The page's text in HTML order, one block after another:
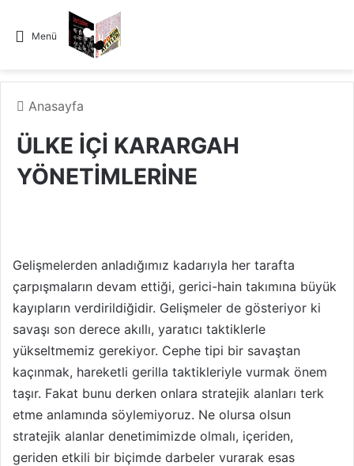
Menü
Anasayfa
ÜLKE İÇİ KARARGAH
YÖNETİMLERİNE
Gelişmelerden anladığımız kadarıyla her tarafta
çarpışmaların devam ettiği, gerici-hain takımına büyük
kayıpların verdirildiğidir. Gelişmeler de gösteriyor ki
savaşı son derece akıllı, yaratıcı taktiklerle
yükseltmemiz gerekiyor. Cephe tipi bir savaştan
kaçınmak, hareketli gerilla taktikleriyle vurmak önem
taşır. Fakat bunu derken onlara stratejik alanları terk
etme anlamında söylemiyoruz. Ne olursa olsun
stratejik alanlar denetimimizde olmalı, içeriden,
geriden etkili bir biçimde darbeler vurarak esas